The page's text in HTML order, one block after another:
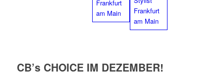
CB’s CHOICE IM DEZEMBER!